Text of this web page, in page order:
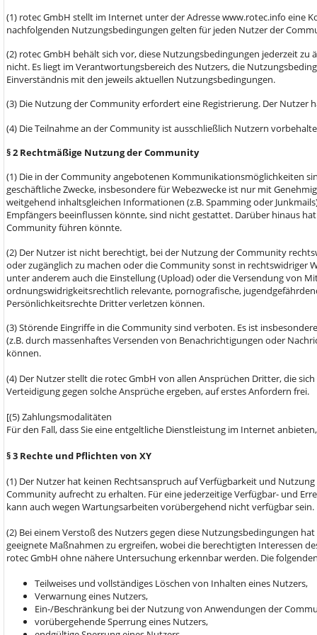
(1) rotec GmbH stellt im Internet unter der Adresse www.rotec.info eine
nachfolgenden Nutzungsbedingungen gelten für jeden Nutzer der
(2) rotec GmbH behält sich vor, diese Nutzungsbedingungen jederzeit
nicht. Es liegt im Verantwortungsbereich des Nutzers, die
Einverständnis mit den jeweils aktuellen Nutzungsbedingungen.
(3) Die Nutzung der Community erfordert eine Registrierung. Der Nutzer
(4) Die Teilnahme an der Community ist ausschließlich Nutzern
§ 2 Rechtmäßige Nutzung der Community
(1) Die in der Community angebotenen Kommunikationsmöglichkeiten
geschäftliche Zwecke, insbesondere für Webezwecke ist nur mit
weitgehend inhaltsgleichen Informationen (z.B. Spamming oder
Empfängers beeinflussen könnte, sind nicht gestattet. Darüber hinaus
Community führen könnte.
(2) Der Nutzer ist nicht berechtigt, bei der Nutzung der Community
oder zugänglich zu machen oder die Community sonst in
unter anderem auch die Einstellung (Upload) oder die Versendung von
ordnungswidrigkeitsrechtlich relevante, pornografische,
Persönlichkeitsrechte Dritter verletzen können.
(3) Störende Eingriffe in die Community sind verboten. Es ist
(z.B. durch massenhaftes Versenden von Benachrichtigungen oder
können.
(4) Der Nutzer stellt die rotec GmbH von allen Ansprüchen Dritter, die
Verteidigung gegen solche Ansprüche ergeben, auf erstes Anfordern frei.
[(5) Zahlungsmodalitäten
Für den Fall, dass Sie eine entgeltliche Dienstleistung im Internet
§ 3 Rechte und Pflichten von XY
(1) Der Nutzer hat keinen Rechtsanspruch auf Verfügbarkeit und
Community aufrecht zu erhalten. Für eine jederzeitige Verfügbar- und
kann auch wegen Wartungsarbeiten vorübergehend nicht verfügbar sein.
(2) Bei einem Verstoß des Nutzers gegen diese Nutzungsbedingungen
geeignete Maßnahmen zu ergreifen, wobei die berechtigten Interessen
rotec GmbH ohne nähere Untersuchung erkennbar werden. Die
Teilweises und vollständiges Löschen von Inhalten eines Nutzers,
Verwarnung eines Nutzers,
Ein-/Beschränkung bei der Nutzung von Anwendungen der
vorübergehende Sperrung eines Nutzers,